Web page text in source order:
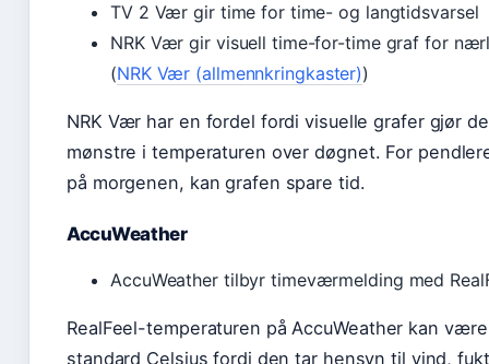
TV 2 Vær gir time for time- og langtidsvarsel
NRK Vær gir visuell time-for-time graf for
(NRK Vær (allmennkringkaster))
NRK Vær har en fordel fordi visuelle grafer gjør
mønstre i temperaturen over døgnet. For
på morgenen, kan grafen spare tid.
AccuWeather
AccuWeather tilbyr timeværmelding med
RealFeel-temperaturen på AccuWeather kan
standard Celsius fordi den tar hensyn til vind,